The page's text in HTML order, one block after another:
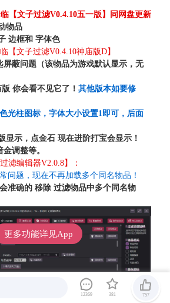
【文子过滤V0.4.10五一版】同网盘更新
物品
边框和 字体色
【文子过滤V0.4.10神庙版D】
屏蔽问题（该物品为游戏默认显示，无
你会看不见它了！ 其他版本如要修
光柱图标，字体大小设置1即可，后面
显示，点金石 现在进阶打宝会显示！
调整等。
滤编辑器V2.0.8】：
问题，现在不再加载多个同名物品！
准确的 移除 过滤物品中多个同名物
12369 381 757
更多功能详见App